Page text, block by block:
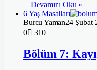
Devamını Oku »
6 Yaş Masalları
Burcu Yaman24 Şubat
0
310
Bölüm 7: